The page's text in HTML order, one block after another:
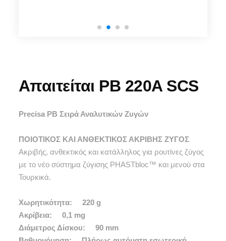
Απαιτείται PB 220A SCS
Precisa PB Σειρά Αναλυτικών Ζυγών
ΠΟΙΟΤΙΚΟΣ ΚΑΙ ΑΝΘΕΚΤΙΚΟΣ ΑΚΡΙΒΗΣ ΖΥΓΟΣ
Ακριβής, ανθεκτικός και κατάλληλος για ρουτίνες ζύγος
με το νέο σύστημα ζύγισης PHASTbloc™ και μενού στα
Τουρκικά.
Χωρητικότητα: 220 g
Ακρίβεια: 0,1 mg
Διάμετρος Δίσκου: 90 mm